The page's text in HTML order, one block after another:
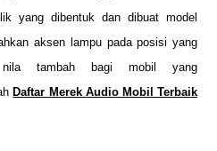
yang dibentuk dan dibuat model
aksen lampu pada posisi yang
tambah bagi mobil yang
Daftar Merek Audio Mobil Terbaik